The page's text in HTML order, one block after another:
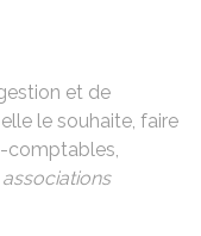
et de
le souhaite, faire
comptables,
associations